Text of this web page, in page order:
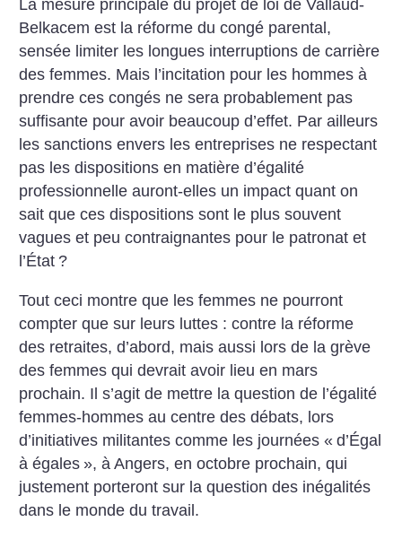
La mesure principale du projet de loi de Vallaud-
Belkacem est la réforme du congé parental,
sensée limiter les longues interruptions de carrière
des femmes. Mais l’incitation pour les hommes à
prendre ces congés ne sera probablement pas
suffisante pour avoir beaucoup d’effet. Par ailleurs
les sanctions envers les entreprises ne respectant
pas les dispositions en matière d’égalité
professionnelle auront-elles un impact quant on
sait que ces dispositions sont le plus souvent
vagues et peu contraignantes pour le patronat et
l’État ?
Tout ceci montre que les femmes ne pourront
compter que sur leurs luttes : contre la réforme
des retraites, d’abord, mais aussi lors de la grève
des femmes qui devrait avoir lieu en mars
prochain. Il s’agit de mettre la question de l’égalité
femmes-hommes au centre des débats, lors
d’initiatives militantes comme les journées « d’Égal
à égales », à Angers, en octobre prochain, qui
justement porteront sur la question des inégalités
dans le monde du travail.